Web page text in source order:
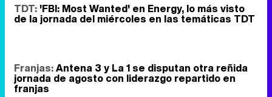
TDT:'FBI: Most Wanted' en Energy, lo más visto
de la jornada del miércoles en las temáticas TDT
Franjas:Antena 3 y La 1 se disputan otra reñida
jornada de agosto con liderazgo repartido en
franjas